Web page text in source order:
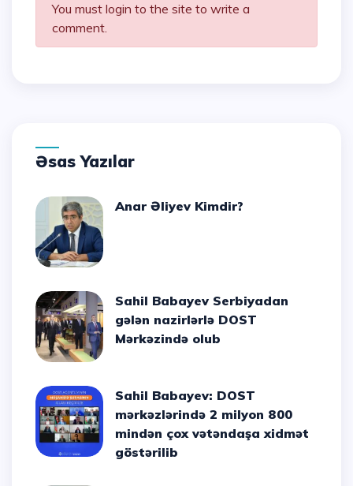
You must login to the site to write a
comment.
Əsas Yazılar
Anar Əliyev Kimdir?
Sahil Babayev Serbiyadan
gələn nazirlərlə DOST
Mərkəzində olub
Sahil Babayev: DOST
mərkəzlərində 2 milyon 800
mindən çox vətəndaşa xidmət
göstərilib